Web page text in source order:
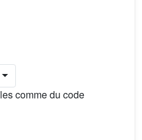
comme du code